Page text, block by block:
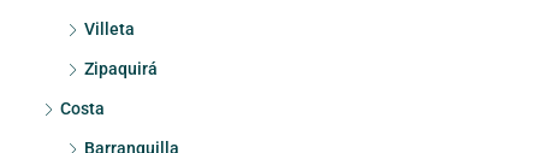
Villeta
Zipaquirá
Costa
Barranquilla